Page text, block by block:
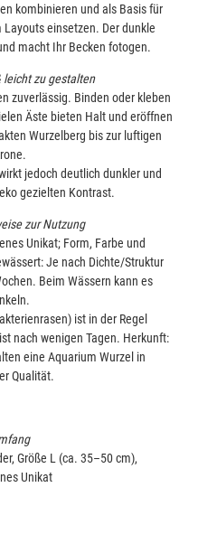
kombinieren und als Basis für
einsetzen. Der dunkle
macht Ihr Becken fotogen.
leicht zu gestalten
zuverlässig. Binden oder kleben
Äste bieten Halt und eröffnen
Wurzelberg bis zur luftigen
jedoch deutlich dunkler und
gezielten Kontrast.
zur Nutzung
Unikat; Form, Farbe und
Je nach Dichte/Struktur
Beim Wässern kann es
ist in der Regel
nach wenigen Tagen. Herkunft:
eine Aquarium Wurzel in
Qualität.
Größe L (ca. 35–50 cm),
Unikat